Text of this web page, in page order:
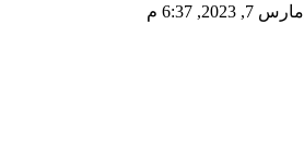
مارس 7, 2023, 6:37 م